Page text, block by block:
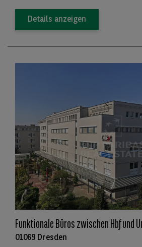
Details anzeigen
Funktionale Büros zwischen Hbf und
01069 Dresden